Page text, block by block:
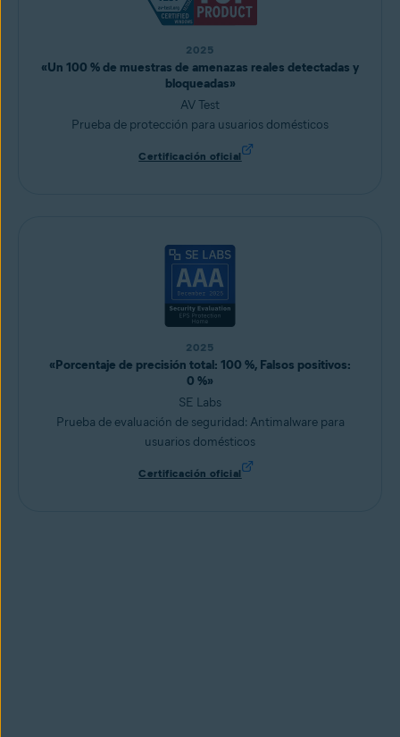
2025
«Un 100 % de muestras de amenazas reales detectadas y
bloqueadas»
AV Test
Prueba de protección para usuarios domésticos
Certificación oficial
2025
«Porcentaje de precisión total: 100 %, Falsos positivos:
0 %»
SE Labs
Prueba de evaluación de seguridad: Antimalware para
usuarios domésticos
Certificación oficial